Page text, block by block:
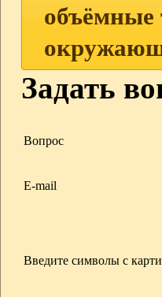
объёмные
Задать
Вопрос
E-mail
Введите символы с